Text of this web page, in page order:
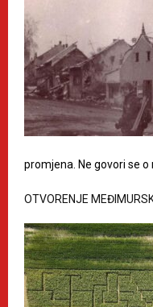
promjena. Ne govori se o
OTVORENJE